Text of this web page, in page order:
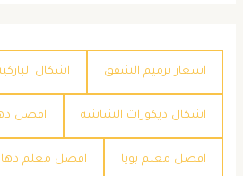
اسعار ترميم الشقق اشكال
اشكال ديكورات الشاشه افضل
افضل معلم بويا افضل معلم